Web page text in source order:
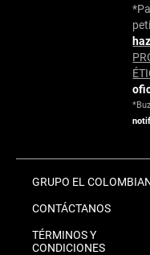
GRUPO EL
CONTÁCTANOS
TÉRMINOS Y
CONDICIONES